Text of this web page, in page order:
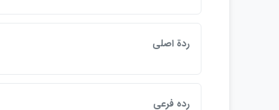
ردة اصلي
رده فرعي